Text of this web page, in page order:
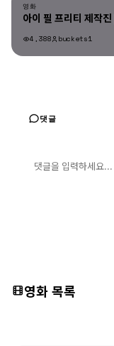
영화
아이 필 프리티 제작
4,388 buckets1
댓글
영화 목록